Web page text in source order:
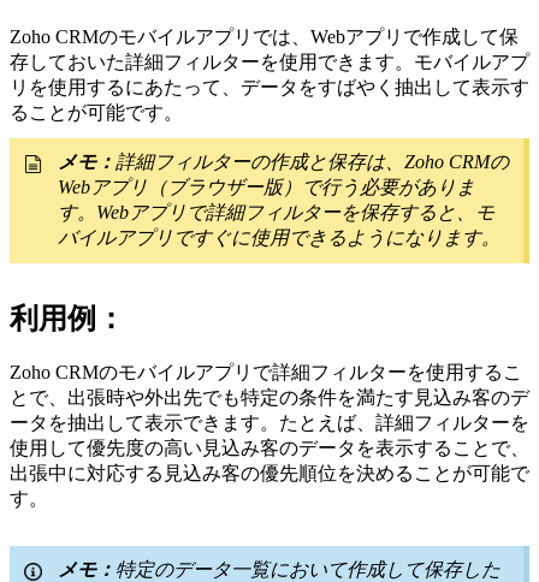
Zoho CRMのモバイルアプリでは、Webアプリで作成して保
存しておいた詳細フィルターを使用できます。モバイルアプ
リを使用するにあたって、データをすばやく抽出して表示す
ることが可能です。
メモ： 詳細フィルターの作成と保存は、Zoho CRMの
Webアプリ（ブラウザー版）で行う必要がありま
す。Webアプリで詳細フィルターを保存すると、モ
バイルアプリですぐに使用できるようになります。
利用例：
Zoho CRMのモバイルアプリで詳細フィルターを使用するこ
とで、出張時や外出先でも特定の条件を満たす見込み客のデ
ータを抽出して表示できます。たとえば、詳細フィルターを
使用して優先度の高い見込み客のデータを表示することで、
出張中に対応する見込み客の優先順位を決めることが可能で
す。
メモ： 特定のデータ一覧において作成して保存した